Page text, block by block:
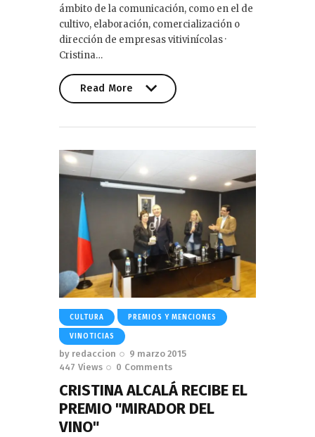
ámbito de la comunicación, como en el de
cultivo, elaboración, comercialización o
dirección de empresas vitivinícolas ·
Cristina…
Read More
CULTURA PREMIOS Y MENCIONES
VINOTICIAS
by redaccion
9 marzo 2015
447 Views 0 Comments
CRISTINA ALCALÁ RECIBE EL
PREMIO "MIRADOR DEL
VINO"